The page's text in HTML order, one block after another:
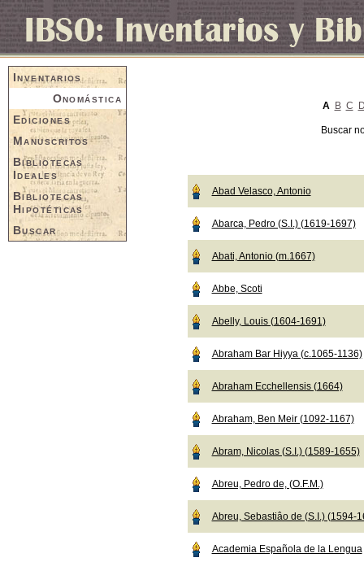
Inventarios
Onomástica
Ediciones
Manuscritos
Bibliotecas
Ideales
Bibliotecas
Hipotéticas
Buscar
A B C
Buscar
Abad Velasco, Antonio
Abarca, Pedro (S.I.) (1619-1697)
Abati, Antonio (m.1667)
Abbe, Scoti
Abelly, Louis (1604-1691)
Abraham Bar Hiyya (c.1065-1136)
Abraham Ecchellensis (1664)
Abraham, Ben Meir (1092-1167)
Abram, Nicolas (S.I.) (1589-1655)
Abreu, Pedro de, (O.F.M.)
Abreu, Sebastiâo de (S.I.) (1594-
Academia Española de la Lengua